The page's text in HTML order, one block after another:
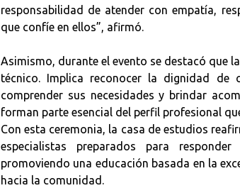
responsabilidad de atender con empatía,
que confíe en ellos”, afirmó.
Asimismo, durante el evento se destacó que
técnico. Implica reconocer la dignidad de
comprender sus necesidades y brindar
forman parte esencial del perfil profesional
Con esta ceremonia, la casa de estudios
especialistas preparados para
promoviendo una educación basada en la
hacia la comunidad.